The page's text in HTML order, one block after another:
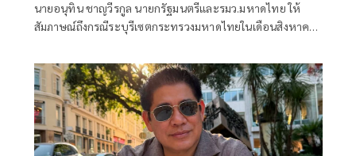
นายอนุทิน ชาญวีรกูล นายกรัฐมนตรีและรมว.มหาดไทย ให้
สัมภาษณ์ถึงกรณีระบุรีเซตกระทรวงมหาดไทยในเดือนสิงหาคม